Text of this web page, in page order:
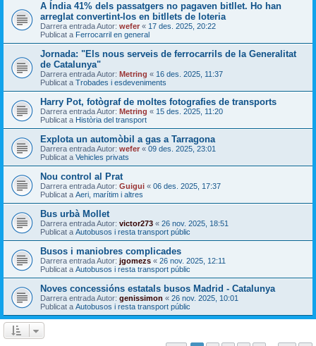
A Índia 41% dels passatgers no pagaven bitllet. Ho han
arreglat convertint-los en bitllets de loteria
Darrera entrada Autor: wefer « 17 des. 2025, 20:22
Publicat a Ferrocarril en general
Jornada: "Els nous serveis de ferrocarrils de la Generalitat
de Catalunya"
Darrera entrada Autor: Metring « 16 des. 2025, 11:37
Publicat a Trobades i esdeveniments
Harry Pot, fotògraf de moltes fotografies de transports
Darrera entrada Autor: Metring « 15 des. 2025, 11:20
Publicat a Història del transport
Explota un automòbil a gas a Tarragona
Darrera entrada Autor: wefer « 09 des. 2025, 23:01
Publicat a Vehicles privats
Nou control al Prat
Darrera entrada Autor: Guigui « 06 des. 2025, 17:37
Publicat a Aeri, marítim i altres
Bus urbà Mollet
Darrera entrada Autor: victor273 « 26 nov. 2025, 18:51
Publicat a Autobusos i resta transport públic
Busos i maniobres complicades
Darrera entrada Autor: jgomezs « 26 nov. 2025, 12:11
Publicat a Autobusos i resta transport públic
Noves concessións estatals busos Madrid - Catalunya
Darrera entrada Autor: genissimon « 26 nov. 2025, 10:01
Publicat a Autobusos i resta transport públic